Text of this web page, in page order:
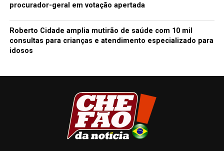
procurador-geral em votação apertada
Roberto Cidade amplia mutirão de saúde com 10 mil
consultas para crianças e atendimento especializado para
idosos